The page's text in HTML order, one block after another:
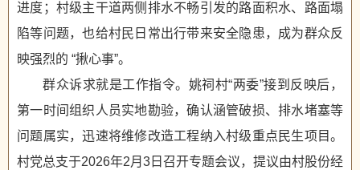
进度；村级主干道两侧排水不畅引发的路面积水、路面塌
陷等问题，也给村民日常出行带来安全隐患，成为群众反
映强烈的 “揪心事”。
群众诉求就是工作指令。姚祠村“两委”接到反映后，
第一时间组织人员实地勘验，确认涵管破损、排水堵塞等
问题属实，迅速将维修改造工程纳入村级重点民生项目。
村党总支于2026年2月3日召开专题会议，提议由村股份经